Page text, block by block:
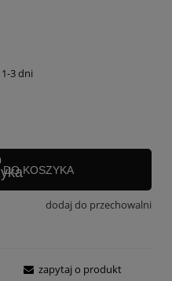
1-3 dni
DO KOSZYKA
dodaj do przechowalni
zapytaj o produkt